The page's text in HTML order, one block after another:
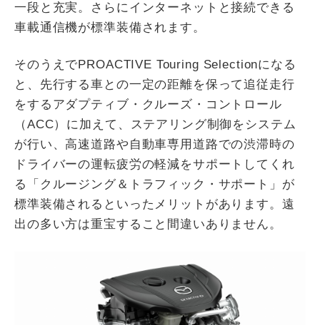
一段と充実。さらにインターネットと接続できる
車載通信機が標準装備されます。
そのうえでPROACTIVE Touring Selectionになる
と、先行する車との一定の距離を保って追従走行
をするアダプティブ・クルーズ・コントロール
（ACC）に加えて、ステアリング制御をシステム
が行い、高速道路や自動車専用道路での渋滞時の
ドライバーの運転疲労の軽減をサポートしてくれ
る「クルージング＆トラフィック・サポート」が
標準装備されるといったメリットがあります。遠
出の多い方は重宝すること間違いありません。